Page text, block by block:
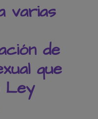
varias
de
que
Ley